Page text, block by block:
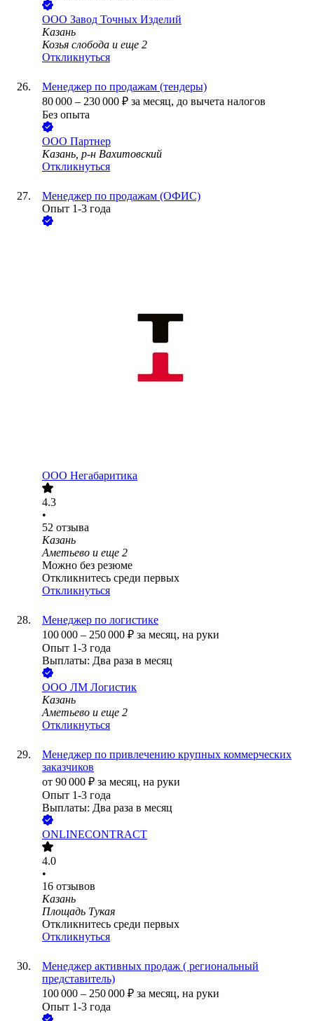
ООО Завод Точных Изделий
Казань
Козья слобода и еще 2
Откликнуться
Менеджер по продажам (тендеры)
80 000 – 230 000 ₽ за месяц, до вычета налогов
Без опыта
ООО Партнер
Казань, р-н Вахитовский
Откликнуться
Менеджер по продажам (ОФИС)
Опыт 1-3 года
ООО Негабаритика
4.3
•
52 отзыва
Казань
Аметьево и еще 2
Можно без резюме
Откликнитесь среди первых
Откликнуться
Менеджер по логистике
100 000 – 250 000 ₽ за месяц, на руки
Опыт 1-3 года
Выплаты: Два раза в месяц
ООО ЛМ Логистик
Казань
Аметьево и еще 2
Откликнуться
Менеджер по привлечению крупных коммерческих
заказчиков
от 90 000 ₽ за месяц, на руки
Опыт 1-3 года
Выплаты: Два раза в месяц
ONLINECONTRACT
4.0
•
16 отзывов
Казань
Площадь Тукая
Откликнитесь среди первых
Откликнуться
Менеджер активных продаж ( региональный
представитель)
100 000 – 250 000 ₽ за месяц, на руки
Опыт 1-3 года